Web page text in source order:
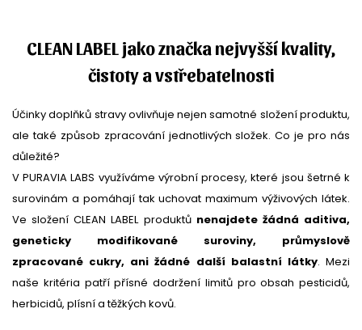
CLEAN LABEL jako značka nejvyšší kvality,
čistoty a vstřebatelnosti
Účinky doplňků stravy ovlivňuje nejen samotné složení produktu,
ale také způsob zpracování jednotlivých složek. Co je pro nás
důležité?
V PURAVIA LABS využíváme výrobní procesy, které jsou šetrné k
surovinám a pomáhají tak uchovat maximum výživových látek.
Ve složení CLEAN LABEL produktů nenajdete žádná aditiva,
geneticky modifikované suroviny, průmyslově
zpracované cukry, ani žádné další balastní látky. Mezi
naše kritéria patří přísné dodržení limitů pro obsah pesticidů,
herbicidů, plísní a těžkých kovů.